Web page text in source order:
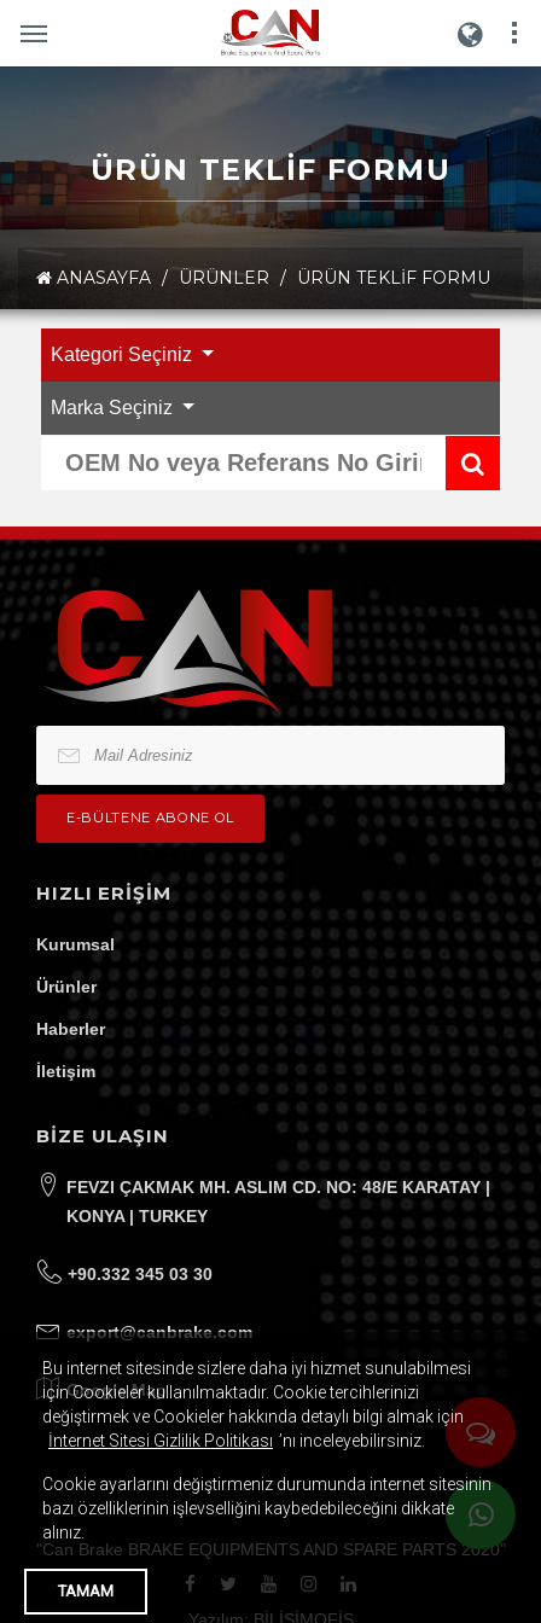
ÜRÜN TEKLIF FORMU
ANASAYFA / ÜRÜNLER / ÜRÜN TEKLIF FORMU
Kategori Seçiniz
Marka Seçiniz
Mail Adresiniz
E-BÜLTENE ABONE OL
HIZLI ERIŞIM
Kurumsal
Ürünler
Haberler
İletişim
BİZE ULAŞIN
FEVZI ÇAKMAK MH. ASLIM CD. NO: 48/E KARATAY |
KONYA | TURKEY
+90.332 345 03 30
export@canbrake.com
Google Map
"Can Brake BRAKE EQUIPMENTS AND SPARE PARTS 2020"
Yazılım: BİLİŞİMOFİS
Bu internet sitesinde sizlere daha iyi hizmet sunulabilmesi
için Cookieler kullanılmaktadır. Cookie tercihlerinizi
değiştirmek ve Cookieler hakkında detaylı bilgi almak için
İnternet Sitesi Gizlilik Politikası ’nı inceleyebilirsiniz.
Cookie ayarlarını değiştirmeniz durumunda internet sitesinin
bazı özelliklerinin işlevselliğini kaybedebileceğini dikkate
alınız.
TAMAM